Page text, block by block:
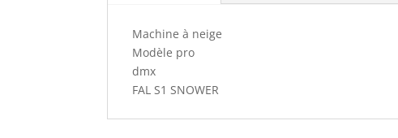
Machine à neige
Modèle pro
dmx
FAL S1 SNOWER